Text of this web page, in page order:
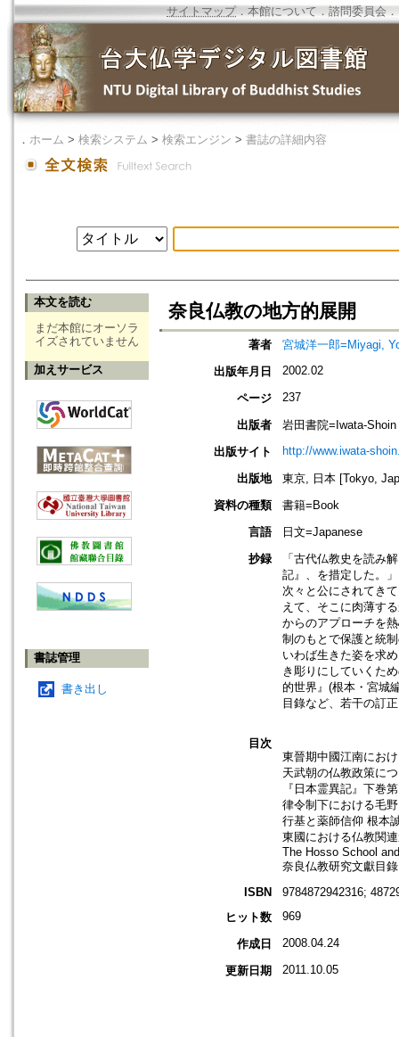
サイトマップ．本館について ． 諮問委員会 ．
． ホーム > 検索システム > 検索エンジン > 書誌の詳細内容
本文を読む
まだ本館にオーソラ
イズされていません
加えサービス
書誌管理
書き出し
奈良仏教の地方的展開
著者
宮城洋一郎=Miyagi,
出版年月日
2002.02
ページ 237
出版者
岩田書院=Iwata-Shoin
出版サイト
http://www.iwata-
出版地
東京, 日本 [Tokyo,
資料の種類
書籍=Book
言語
日文=Japanese
抄録
「古代仏教史を読み
記』、を措定した。
次々と公にされてき
えて、そこに肉薄す
からのアプローチを
制のもとで保護と統
いわば生きた姿を求
き彫りにしていくた
的世界』(根本・宮城
目錄など、若干の訂
目次
東晉期中國江南にお
天武朝の仏教政策に
『日本霊異記』下巻
律令制下における毛
行基と薬師信仰 根本
東國における仏教関
The Hosso School
奈良仏教研究文獻目錄
ISBN
9784872942316;
ヒット数
969
作成日 2008.04.24
更新日期 2011.10.05